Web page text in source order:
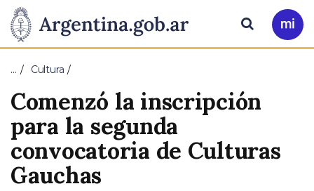
Presidencia
de
la
Nación
Pasar al contenido principal
Ir
a
Buscar
… Cultura
Comenzó la inscripción
para la segunda
convocatoria de Culturas
Gauchas